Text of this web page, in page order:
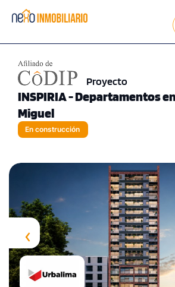
Proyecto
INSPIRIA - Departamentos
Miguel
En construcción
‹